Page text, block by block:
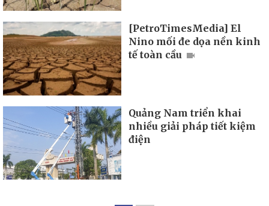
[PetroTimesMedia] El
Nino mối đe dọa nền kinh
tế toàn cầu
Quảng Nam triển khai
nhiều giải pháp tiết kiệm
điện